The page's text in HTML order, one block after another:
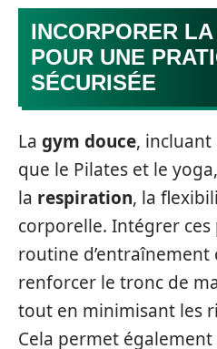
INCORPORER
POUR UNE
SÉCURISÉE
La gym douce, incluant
que le Pilates et le
la respiration, la
corporelle. Intégrer
routine d’entraînement
renforcer le tronc de
tout en minimisant les
Cela permet